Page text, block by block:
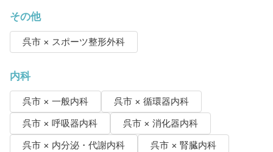
その他
呉市 × スポーツ整形外科
内科
呉市 × 一般内科
呉市 × 循環器内科
呉市 × 呼吸器内科
呉市 × 消化器内科
呉市 × 内分泌・代謝内科
呉市 × 腎臓内科